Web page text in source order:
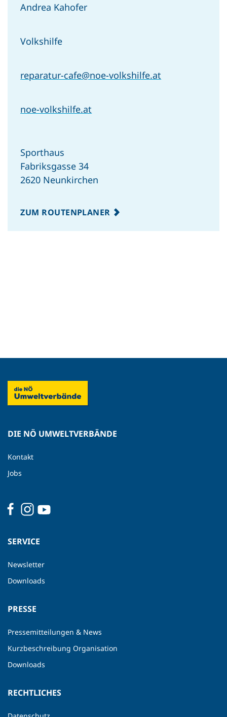
Andrea Kahofer
Volkshilfe
reparatur-cafe@noe-volkshilfe.at
noe-volkshilfe.at
Sporthaus
Fabriksgasse 34
2620 Neunkirchen
ZUM ROUTENPLANER
DIE NÖ UMWELTVERBÄNDE
Kontakt
Jobs
SERVICE
Newsletter
Downloads
PRESSE
Pressemitteilungen & News
Kurzbeschreibung Organisation
Downloads
RECHTLICHES